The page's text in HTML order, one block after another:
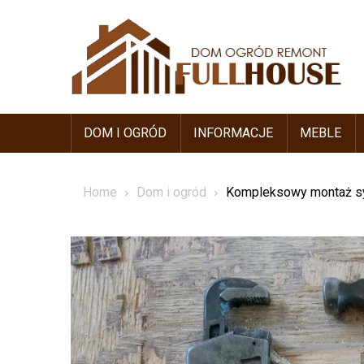
DOM I OGRÓD INFORMACJE MEBLE
Home Dom i ogród Kompleksowy montaż